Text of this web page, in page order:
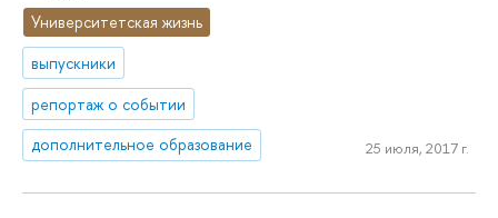
Университетская жизнь
выпускники
репортаж о событии
дополнительное образование
25 июля, 2017 г.